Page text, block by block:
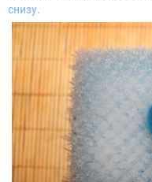
снизу.